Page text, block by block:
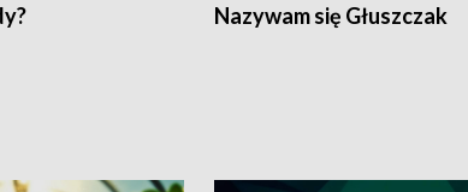
Nazywam się Głuszczak